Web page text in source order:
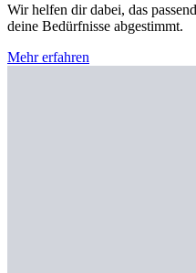
Wir helfen dir dabei, das
deine Bedürfnisse abgestimmt.
Mehr erfahren